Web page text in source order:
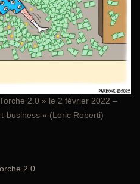
2.0 » le 2 février 2022 –
business » (Loric Roberti)
2.0